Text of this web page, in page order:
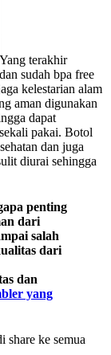
Yang terakhir
sudah bpa free
kelestarian alam
aman digunakan
dapat
pakai. Botol
dan juga
diurai sehingga
penting
dari
salah
dari
dan
yang
share ke semua